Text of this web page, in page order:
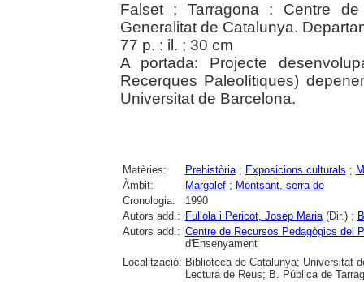
Falset ; Tarragona : Centre
Generalitat de Catalunya.
77 p. : il. ; 30 cm
A portada: Projecte
Recerques Paleolítiques)
Universitat de Barcelona.
Matèries: Prehistòria; Exposicions culturals ;
Àmbit:
Margalef; Montsant, serra de
Cronologia:
1990
Autors add.: Fullola i Pericot, Josep Maria(Dir.) ;
Autors add.: Centre de Recursos Pedagògics del
d'Ensenyament
Localització: Biblioteca de Catalunya; Universitat
Lectura de Reus; B. Pública de